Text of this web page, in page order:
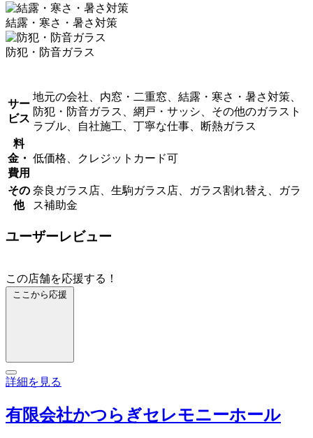
結露・寒さ・暑さ対策
防犯・防音ガラス
サー
ビス
地元の会社、内窓・二重窓、結露・寒さ・暑さ対策、
防犯・防音ガラス、網戸・サッシ、その他のガラスト
ラブル、自社施工、丁寧な仕事、断熱ガラス
料
金・
費用
低価格、クレジットカード可
その
他
奈良ガラス店、生駒ガラス店、ガラス割れ替え、ガラ
ス補助金
ユーザーレビュー
この店舗を応援する！
ここから応援
詳細を見る
有限会社かつらぎセレモニーホール